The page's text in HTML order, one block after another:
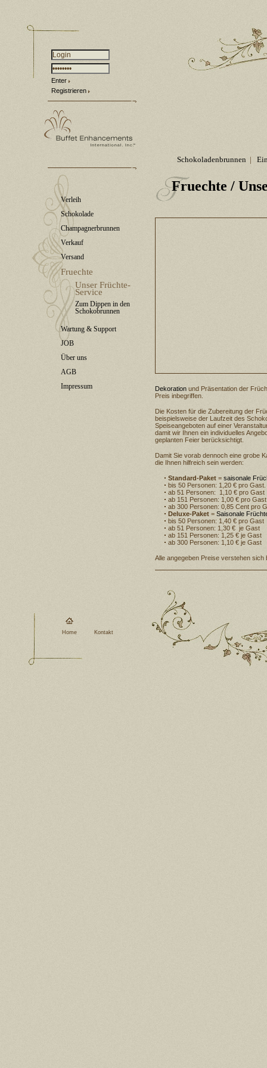
Enter
Registrieren
Verleih
Schokolade
Champagnerbrunnen
Verkauf
Versand
Fruechte
Unser Früchte-
Service
Zum Dippen in den
Schokobrunnen
Wartung & Support
JOB
Über uns
AGB
Impressum
Schokoladenbrunnen |
Fruechte /
Dekoration und Präsentation der
Preis inbegriffen.
Die Kosten für die Zubereitung der
beispielsweise der Laufzeit des
Speiseangeboten auf einer
damit wir Ihnen ein individuelles
geplanten Feier berücksichtigt.
Damit Sie vorab dennoch eine grobe
die Ihnen hilfreich sein werden:
Standard-Paket = saisonale
bis 50 Personen: 1,20 € pro Gast.
ab 51 Personen: 1,10 € pro Gast
ab 151 Personen: 1,00 € pro Gast
ab 300 Personen: 0,85 Cent pro
Deluxe-Paket = Saisonale
bis 50 Personen: 1,40 € pro Gast
ab 51 Personen: 1,30 € je Gast
ab 151 Personen: 1,25 € je Gast
ab 300 Personen: 1,10 € je Gast
Alle angegeben Preise verstehen
Home Kontakt